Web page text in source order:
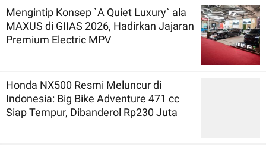
Mengintip Konsep `A Quiet Luxury` ala
MAXUS di GIIAS 2026, Hadirkan Jajaran
Premium Electric MPV
Honda NX500 Resmi Meluncur di
Indonesia: Big Bike Adventure 471 cc
Siap Tempur, Dibanderol Rp230 Juta